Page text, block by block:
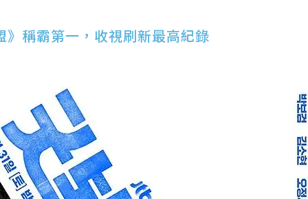
》稱霸第一，收視刷新最高紀錄